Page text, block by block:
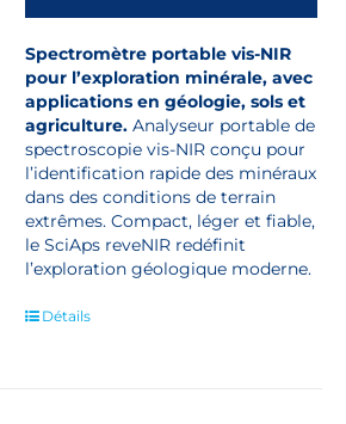
Spectromètre portable vis-NIR
pour l’exploration minérale, avec
applications en géologie, sols et
agriculture. Analyseur portable de
spectroscopie vis-NIR conçu pour
l’identification rapide des minéraux
dans des conditions de terrain
extrêmes. Compact, léger et fiable,
le SciAps reveNIR redéfinit
l’exploration géologique moderne.
Détails